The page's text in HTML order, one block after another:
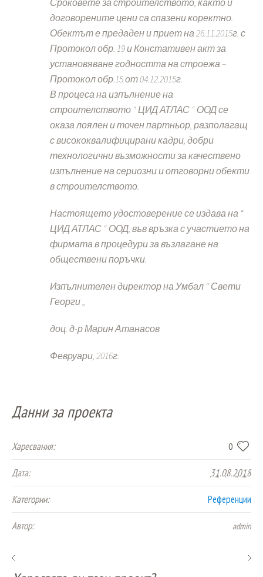
договорените цени са спазени коректно.
Обектът е предаден и приет на 26.11.2015г. с
Протокол обр. 19 и Констативен акт за
установяване годността на строежа –
Протокол обр.15 от 04.12.2015г.
В процеса на изпълнение на
строителството “ ЦИД АТЛАС “ ООД се
оказа лоялен и точен партньор, разполагащ
с висококвалифицирани кадри, добри
технологични възможности за качествено
изпълнение на сериозни и отговорни обекти
в строителството.
Настоящето удостоверение се издава на “
ЦИД АТЛАС “ ООД, във връзка с участието на
фирмата в процедури за възлагане на
обществени поръчки.
Изпълнителен директор на Умбал “ Свети
Георги „
доц. д-р Марин Атанасов
Февруари, 2016г.
Данни за проекта
Харесвания: 0
Дата: 31.08.2018
Категории: Референции
Автор: admin